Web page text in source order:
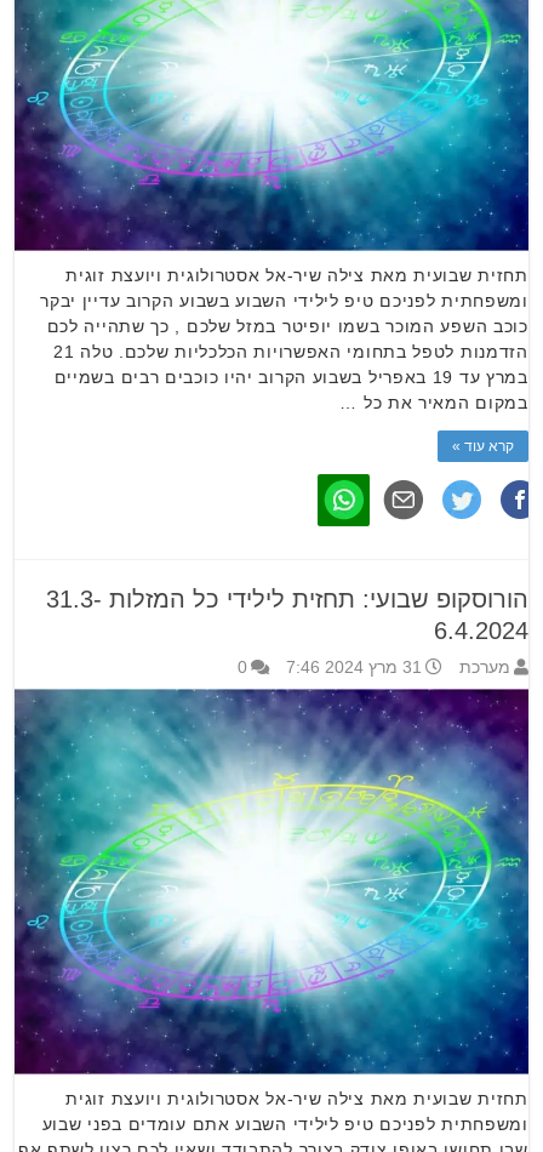
תחזית שבועית מאת צילה שיר-אל אסטרולוגית ויועצת זוגית
ומשפחתית לפניכם טיפ לילידי השבוע בשבוע הקרוב עדיין יבקר
כוכב השפע המוכר בשמו יופיטר במזל שלכם , כך שתהייה לכם
הזדמנות לטפל בתחומי האפשרויות הכלכליות שלכם. טלה 21
במרץ עד 19 באפריל בשבוע הקרוב יהיו כוכבים רבים בשמיים
במקום המאיר את כל …
קרא עוד »
הורוסקופ שבועי: תחזית לילידי כל המזלות 31.3-
6.4.2024
מערכת 31 מרץ 2024 7:46 0
תחזית שבועית מאת צילה שיר-אל אסטרולוגית ויועצת זוגית
ומשפחתית לפניכם טיפ לילידי השבוע אתם עומדים בפני שבוע